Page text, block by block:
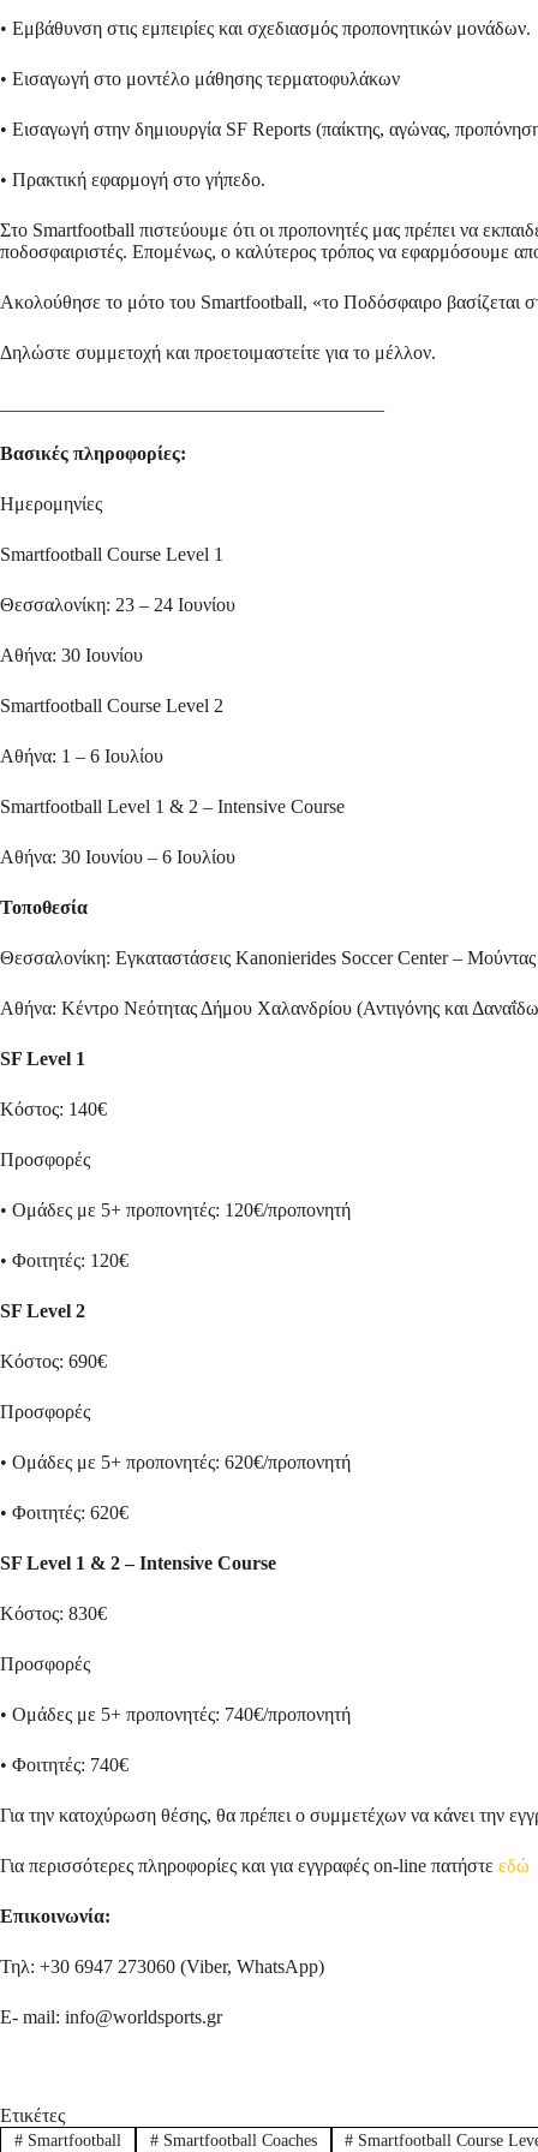
• Εμβάθυνση στις εμπειρίες και σχεδιασμός προπονητικών μονάδων.
• Εισαγωγή στο μοντέλο μάθησης τερματοφυλάκων
• Εισαγωγή στην δημιουργία SF Reports (παίκτης, αγώνας,
• Πρακτική εφαρμογή στο γήπεδο.
Στο Smartfootball πιστεύουμε ότι οι προπονητές μας πρέπει να
ποδοσφαιριστές. Επομένως, ο καλύτερος τρόπος να εφαρμόσουμε
Ακολούθησε το μότο του Smartfootball, «το Ποδόσφαιρο βασίζεται
Δηλώστε συμμετοχή και προετοιμαστείτε για το μέλλον.
Βασικές πληροφορίες:
Ημερομηνίες
Smartfootball Course Level 1
Θεσσαλονίκη: 23 – 24 Ιουνίου
Αθήνα: 30 Ιουνίου
Smartfootball Course Level 2
Αθήνα: 1 – 6 Ιουλίου
Smartfootball Level 1 & 2 – Intensive Course
Αθήνα: 30 Ιουνίου – 6 Ιουλίου
Τοποθεσία
Θεσσαλονίκη: Εγκαταστάσεις Kanonierides Soccer Center –
Αθήνα: Κέντρο Νεότητας Δήμου Χαλανδρίου (Αντιγόνης και
SF Level 1
Κόστος: 140€
Προσφορές
• Ομάδες με 5+ προπονητές: 120€/προπονητή
• Φοιτητές: 120€
SF Level 2
Κόστος: 690€
Προσφορές
• Ομάδες με 5+ προπονητές: 620€/προπονητή
• Φοιτητές: 620€
SF Level 1 & 2 – Intensive Course
Κόστος: 830€
Προσφορές
• Ομάδες με 5+ προπονητές: 740€/προπονητή
• Φοιτητές: 740€
Για την κατοχύρωση θέσης, θα πρέπει ο συμμετέχων να κάνει την
Για περισσότερες πληροφορίες και για εγγραφές on-line πατήστε εδώ
Επικοινωνία:
Τηλ: +30 6947 273060 (Viber, WhatsApp)
Ε- mail: info@worldsports.gr
Ετικέτες
#Smartfootball #Smartfootball Coaches # Smartfootball Course